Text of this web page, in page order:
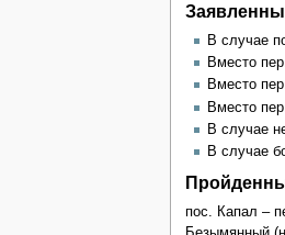
В случае
Вместо
Вместо
Вместо
В случае
В случае
пос. Капал –